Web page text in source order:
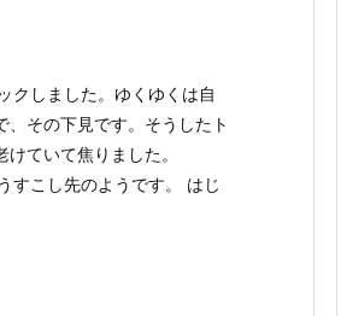
クしました。ゆくゆくは自
その下見です。そうしたト
ていて焦りました。
すこし先のようです。 はじ